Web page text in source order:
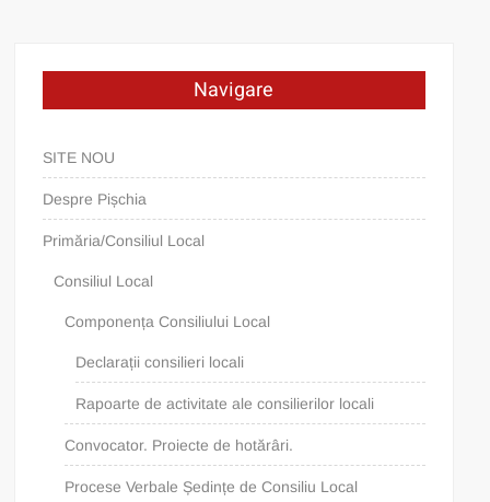
Navigare
SITE NOU
Despre Pișchia
Primăria/Consiliul Local
Consiliul Local
Componența Consiliului Local
Declarații consilieri locali
Rapoarte de activitate ale consilierilor locali
Convocator. Proiecte de hotărâri.
Procese Verbale Ședințe de Consiliu Local